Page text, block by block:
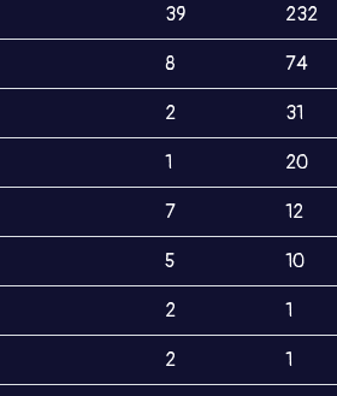
39 232
8 74
2 31
1 20
7 12
5 10
2 1
2 1